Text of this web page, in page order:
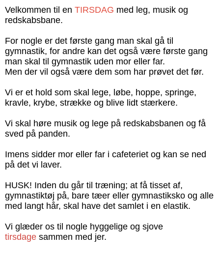
Velkommen til en TIRSDAG med leg, musik og
redskabsbane.
For nogle er det første gang man skal gå til
gymnastik, for andre kan det også være første gang
man skal til gymnastik uden mor eller far.
Men der vil også være dem som har prøvet det før.
Vi er et hold som skal lege, løbe, hoppe, springe,
kravle, krybe, strække og blive lidt stærkere.
Vi skal høre musik og lege på redskabsbanen og få
sved på panden.
Imens sidder mor eller far i cafeteriet og kan se ned
på det vi laver.
HUSK! Inden du går til træning; at få tisset af,
gymnastiktøj på, bare tæer eller gymnastiksko og alle
med langt hår, skal have det samlet i en elastik.
Vi glæder os til nogle hyggelige og sjove
tirsdage sammen med jer.